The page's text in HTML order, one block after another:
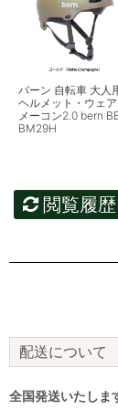
バーン 自転車 大人
ヘルメット・ウェア
メーコン2.0 bern
BM29H
閲覧履
配送について
全国発送いたしま